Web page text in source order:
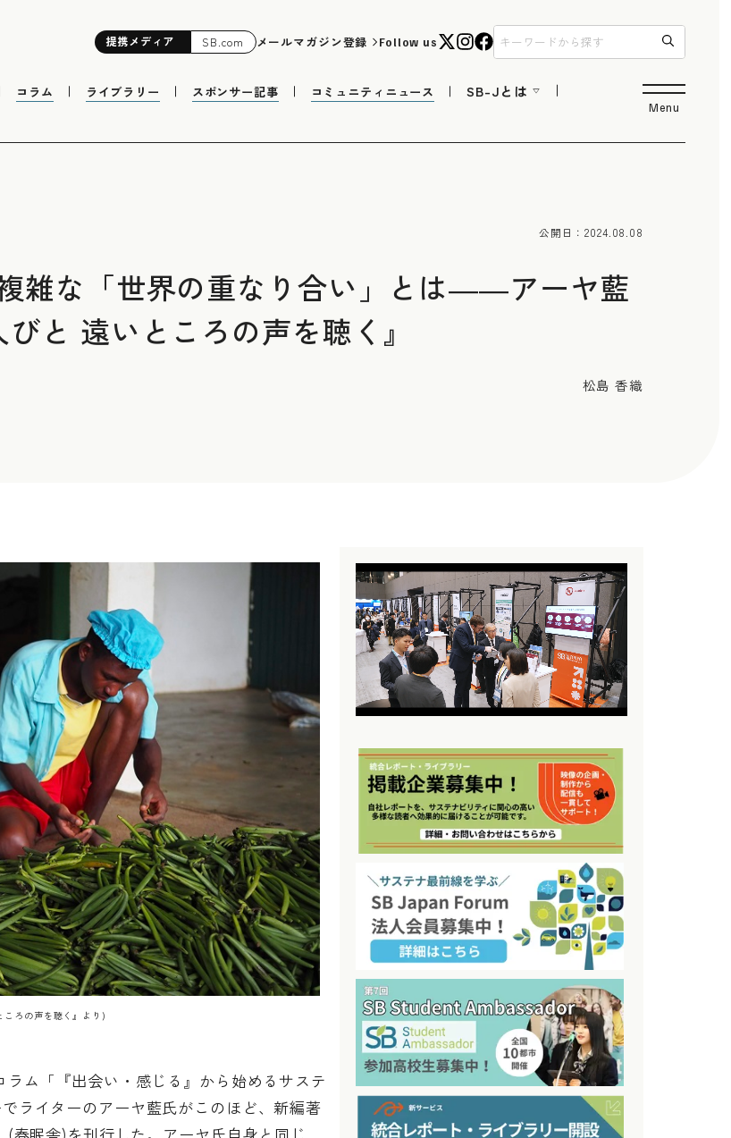
提携メディア SB.com メールマガジン登録 Follow us
コラム ライブラリー スポンサー記事 コミュニティニュース SB-Jとは
Menu
公開日：2024.08.08
雑な「世界の重なり合い」とは――アーヤ藍
と 遠いところの声を聴く』
松島 香織
ろの声を聴く』より)
ラム「『出会い・感じる』から始めるサステ
ライターのアーヤ藍氏がこのほど、新編著